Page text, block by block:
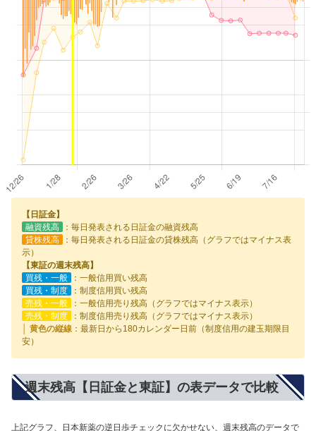
【日証金】
融資残高
：毎日発表される日証金の融資残高
貸株残高
：毎日発表される日証金の貸株残高（グラフではマイナス表
示）
【東証の週末残高】
買残・一般
：一般信用買い残高
買残・制度
：制度信用買い残高
売残・一般
：一般信用売り残高（グラフではマイナス表示）
売残・制度
：制度信用売り残高（グラフではマイナス表示）
│ 黄色の縦線 ：最新日から180カレンダー日前（制度信用の建玉期限目
安）
週末残高【日証金と東証】の表データで比較
上記グラフ、日本新薬の逆日歩チェックに欠かせない、週末残高のデータで